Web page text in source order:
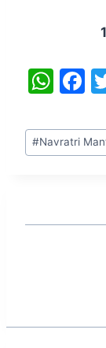
W
at
s
p
F
c
e
o
Post
Tags:
#Navratri